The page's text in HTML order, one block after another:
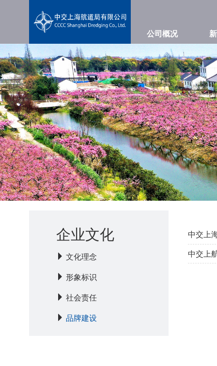
公司概况
企业文化
文化理念
形象标识
社会责任
品牌建设
中交上
中交上